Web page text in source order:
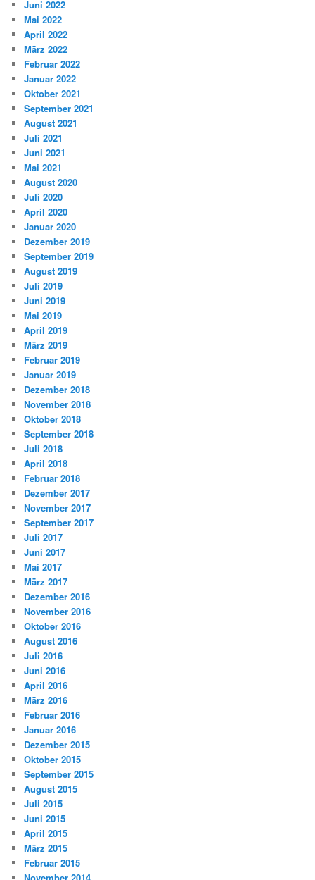
Juni 2022
Mai 2022
April 2022
März 2022
Februar 2022
Januar 2022
Oktober 2021
September 2021
August 2021
Juli 2021
Juni 2021
Mai 2021
August 2020
Juli 2020
April 2020
Januar 2020
Dezember 2019
September 2019
August 2019
Juli 2019
Juni 2019
Mai 2019
April 2019
März 2019
Februar 2019
Januar 2019
Dezember 2018
November 2018
Oktober 2018
September 2018
Juli 2018
April 2018
Februar 2018
Dezember 2017
November 2017
September 2017
Juli 2017
Juni 2017
Mai 2017
März 2017
Dezember 2016
November 2016
Oktober 2016
August 2016
Juli 2016
Juni 2016
April 2016
März 2016
Februar 2016
Januar 2016
Dezember 2015
Oktober 2015
September 2015
August 2015
Juli 2015
Juni 2015
April 2015
März 2015
Februar 2015